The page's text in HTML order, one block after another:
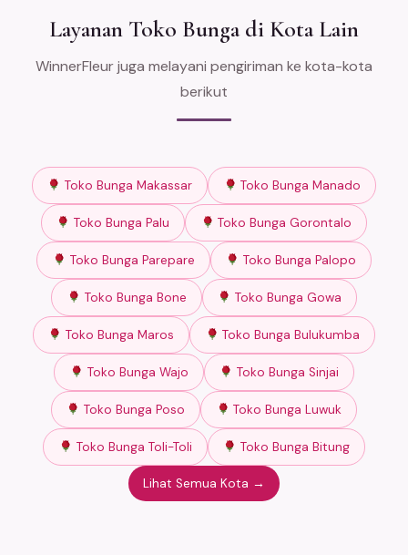
Layanan Toko Bunga di Kota Lain
WinnerFleur juga melayani pengiriman ke kota-kota
berikut
Toko Bunga Makassar Toko Bunga Manado
Toko Bunga Palu Toko Bunga Gorontalo
Toko Bunga Parepare Toko Bunga Palopo
Toko Bunga Bone Toko Bunga Gowa
Toko Bunga Maros Toko Bunga Bulukumba
Toko Bunga Wajo Toko Bunga Sinjai
Toko Bunga Poso Toko Bunga Luwuk
Toko Bunga Toli-Toli Toko Bunga Bitung
Lihat Semua Kota →